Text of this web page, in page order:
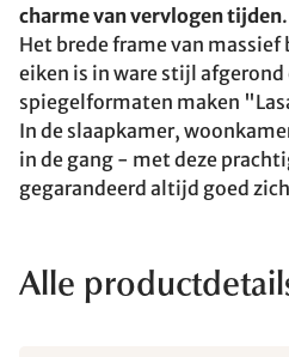
charme van vervlogen tijden.
Het brede frame van
eiken is in ware stijl
spiegelformaten maken
In de slaapkamer,
in de gang - met deze
gegarandeerd altijd goed
Alle